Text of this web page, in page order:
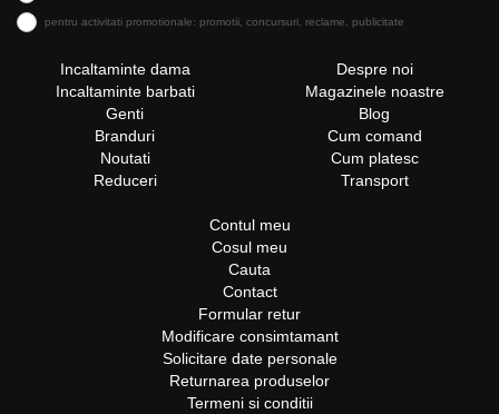
pentru activitati promotionale: promotii, concursuri, reclame, publicitate
Incaltaminte dama
Incaltaminte barbati
Genti
Branduri
Noutati
Reduceri
Despre noi
Magazinele noastre
Blog
Cum comand
Cum platesc
Transport
Contul meu
Cosul meu
Cauta
Contact
Formular retur
Modificare consimtamant
Solicitare date personale
Returnarea produselor
Termeni si conditii